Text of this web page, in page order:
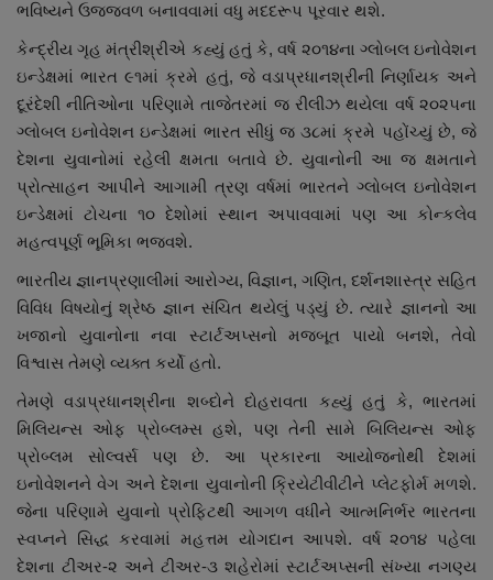
ભવિષ્યને ઉજ્જવળ બનાવવામાં વધુ મદદરૂપ પૂરવાર થશે.
કેન્દ્રીય ગૃહ મંત્રીશ્રીએ કહ્યું હતું કે, વર્ષ ૨૦૧૪ના ગ્લોબલ ઇનોવેશન
ઇન્ડેક્ષમાં ભારત ૯૧માં ક્રમે હતું, જે વડાપ્રધાનશ્રીની નિર્ણાયક અને
દૂરંદેશી નીતિઓના પરિણામે તાજેતરમાં જ રીલીઝ થયેલા વર્ષ ૨૦૨૫ના
ગ્લોબલ ઇનોવેશન ઇન્ડેક્ષમાં ભારત સીધું જ ૩૮માં ક્રમે પહોંચ્યું છે, જે
દેશના યુવાનોમાં રહેલી ક્ષમતા બતાવે છે. યુવાનોની આ જ ક્ષમતાને
પ્રોત્સાહન આપીને આગામી ત્રણ વર્ષમાં ભારતને ગ્લોબલ ઇનોવેશન
ઇન્ડેક્ષમાં ટોચના ૧૦ દેશોમાં સ્થાન અપાવવામાં પણ આ કોન્કલેવ
મહત્વપૂર્ણ ભૂમિકા ભજવશે.
ભારતીય જ્ઞાનપ્રણાલીમાં આરોગ્ય, વિજ્ઞાન, ગણિત, દર્શનશાસ્ત્ર સહિત
વિવિધ વિષયોનું શ્રેષ્ઠ જ્ઞાન સંચિત થયેલું પડ્યું છે. ત્યારે જ્ઞાનનો આ
ખજાનો યુવાનોના નવા સ્ટાર્ટઅપ્સનો મજબૂત પાયો બનશે, તેવો
વિશ્વાસ તેમણે વ્યક્ત કર્યો હતો.
તેમણે વડાપ્રધાનશ્રીના શબ્દોને દોહરાવતા કહ્યું હતું કે, ભારતમાં
મિલિયન્સ ઓફ પ્રોબ્લમ્સ હશે, પણ તેની સામે બિલિયન્સ ઓફ
પ્રોબ્લમ સોલ્વર્સ પણ છે. આ પ્રકારના આયોજનોથી દેશમાં
ઇનોવેશનને વેગ અને દેશના યુવાનોની ક્રિયેટીવીટીને પ્લેટફોર્મ મળશે.
જેના પરિણામે યુવાનો પ્રોફિટથી આગળ વધીને આત્મનિર્ભર ભારતના
સ્વપ્નને સિદ્ધ કરવામાં મહત્તમ યોગદાન આપશે. વર્ષ ૨૦૧૪ પહેલા
દેશના ટીઅર-૨ અને ટીઅર-૩ શહેરોમાં સ્ટાર્ટઅપ્સની સંખ્યા નગણ્ય